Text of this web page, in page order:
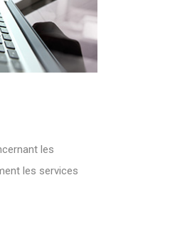
les
les services